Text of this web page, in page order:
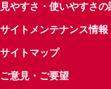
見やすさ・使いやすさの
サイトメンテナンス情報
サイトマップ
ご意見・ご要望